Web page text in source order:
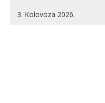
3. Kolovoza 2026.